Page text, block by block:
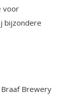
voor
bijzondere
Brewery